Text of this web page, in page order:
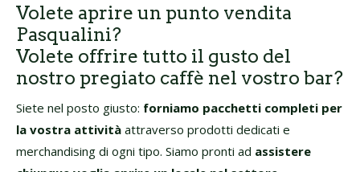
Volete aprire un punto vendita
Pasqualini?
Volete offrire tutto il gusto del
nostro pregiato caffè nel vostro bar?
Siete nel posto giusto: forniamo pacchetti completi per
la vostra attività attraverso prodotti dedicati e
merchandising di ogni tipo. Siamo pronti ad assistere